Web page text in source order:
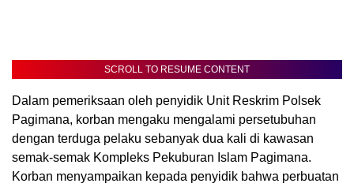
SCROLL TO RESUME CONTENT
Dalam pemeriksaan oleh penyidik Unit Reskrim Polsek
Pagimana, korban mengaku mengalami persetubuhan
dengan terduga pelaku sebanyak dua kali di kawasan
semak-semak Kompleks Pekuburan Islam Pagimana.
Korban menyampaikan kepada penyidik bahwa perbuatan